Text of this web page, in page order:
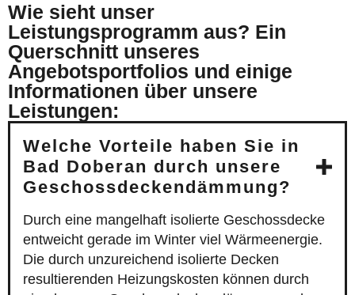
Wie sieht unser
Leistungsprogramm aus? Ein
Querschnitt unseres
Angebotsportfolios und einige
Informationen über unsere
Leistungen:
Welche Vorteile haben Sie in
Bad Doberan durch unsere
Geschossdeckendämmung?
Durch eine mangelhaft isolierte Geschossdecke
entweicht gerade im Winter viel Wärmeenergie.
Die durch unzureichend isolierte Decken
resultierenden Heizungskosten können durch